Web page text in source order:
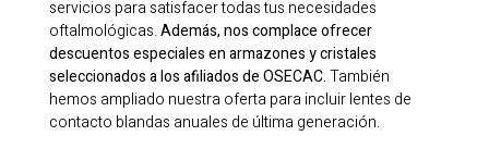
servicios para satisfacer todas tus necesidades
oftalmológicas.Además, nos complace ofrecer
descuentos especiales en armazones y cristales
seleccionados a los afiliados de OSECAC.También
hemos ampliado nuestra oferta para incluir lentes de
contacto blandas anuales de última generación.